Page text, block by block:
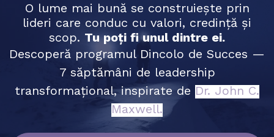
O lume mai bună se construiește prin
lideri care conduc cu valori, credință și
scop. Tu poți fi unul dintre ei.
Descoperă programul Dincolo de Succes —
7 săptămâni de leadership
transformațional, inspirate de Dr. John C.
Maxwell.